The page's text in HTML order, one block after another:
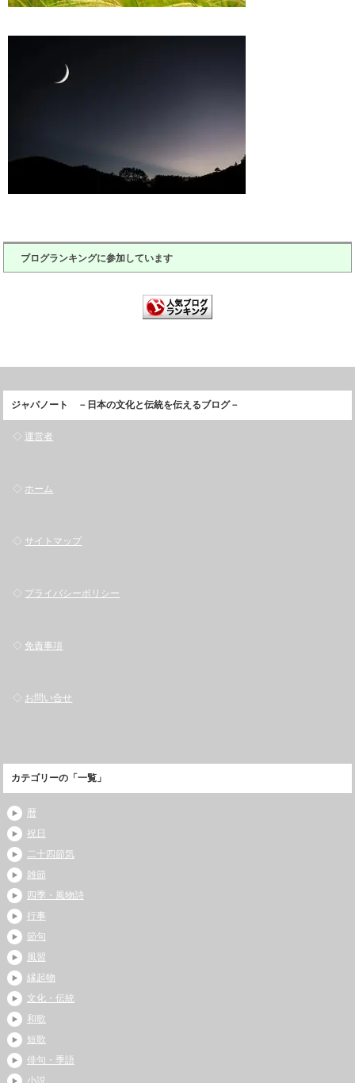
ブログランキングに参加しています
ジャパノート －日本の文化と伝統を伝えるブログ－
◇ 運営者
◇ ホーム
◇ サイトマップ
◇ プライバシーポリシー
◇ 免責事項
◇ お問い合せ
カテゴリーの「一覧」
暦
祝日
二十四節気
雑節
四季・風物詩
行事
節句
風習
縁起物
文化・伝統
和歌
短歌
俳句・季語